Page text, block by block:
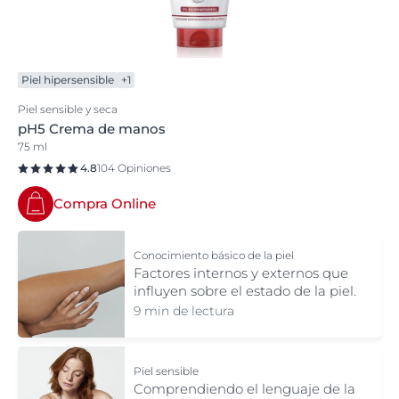
Piel hipersensible +1
Piel sensible y seca
pH5 Crema de manos
75 ml
4.8104 Opiniones
Compra Online
Conocimiento básico de la piel
Factores internos y externos que
influyen sobre el estado de la piel.
9 min de lectura
Piel sensible
Comprendiendo el lenguaje de la